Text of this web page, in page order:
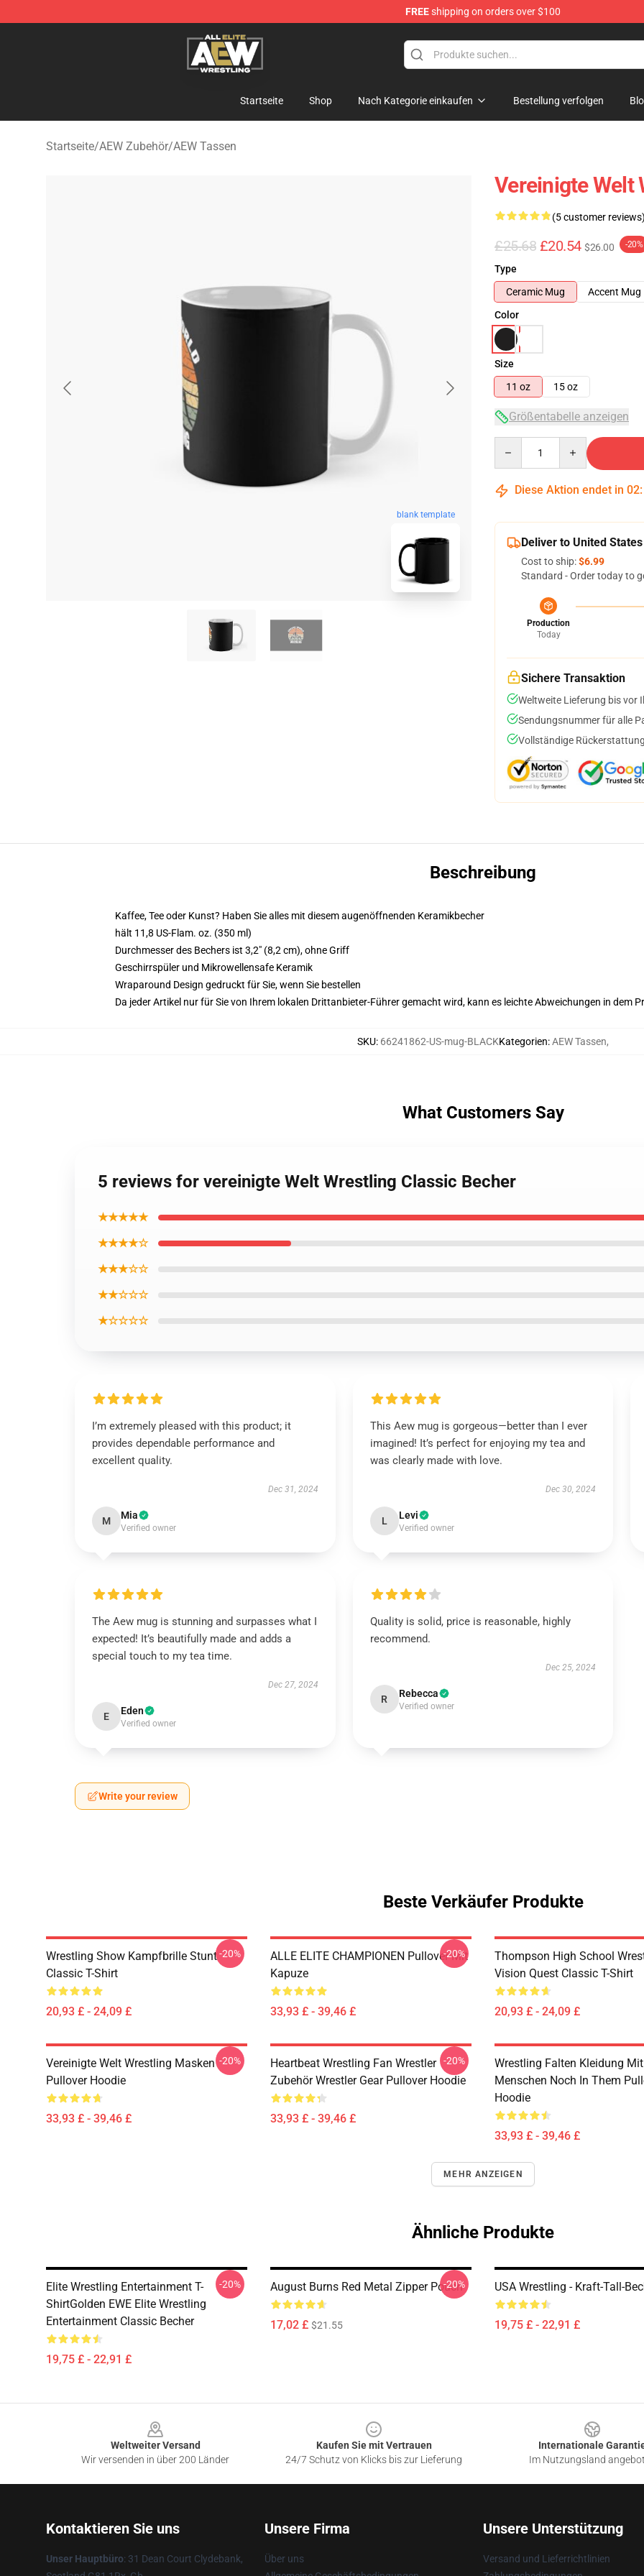
FREEshipping on orders over $100
Aew Shop ⚡️ Official Aew Merchandise Store
Startseite Shop Nach Kategorie einkaufen Bestellung verfolgen
Startseite/AEW Zubehör/AEW Tassen
blank template
Vereinigte Welt
(5 customer reviews)
£25.68 £20.54 $26.00 -20%
Type
Ceramic Mug
Accent Mug
Color
Size
11 oz
15 oz
Größentabelle anzeigen
Diese Aktion endet in 02:
Deliver to United States
Cost to ship:$6.99
Standard - Order today to
Production
Today
Sichere Transaktion
Weltweite Lieferung bis vor
Sendungsnummer für alle
Vollständige
Beschreibung
Kaffee, Tee oder Kunst? Haben Sie alles mit diesem augenöffnenden Keramikbecher
hält 11,8 US-Flam. oz. (350 ml)
Durchmesser des Bechers ist 3,2" (8,2 cm), ohne Griff
Geschirrspüler und Mikrowellensafe Keramik
Wraparound Design gedruckt für Sie, wenn Sie bestellen
Da jeder Artikel nur für Sie von Ihrem lokalen Drittanbieter-Führer gemacht wird, kann es leichte Abweichungen in dem
SKU: 66241862-US-mug-BLACKKategorien:AEW Tassen,
What Customers Say
5 reviews for vereinigte Welt Wrestling Classic Becher
★★★★★
★★★★☆
★★★☆☆
★★☆☆☆
★☆☆☆☆
I’m extremely pleased with this product; it
provides dependable performance and
excellent quality.
Dec 31, 2024
M Mia
Verified owner
This Aew mug is gorgeous—better than I ever
imagined! It’s perfect for enjoying my tea and
was clearly made with love.
Dec 30, 2024
L Levi
Verified owner
The Aew mug is stunning and surpasses what I
expected! It’s beautifully made and adds a
special touch to my tea time.
Dec 27, 2024
E Eden
Verified owner
Quality is solid, price is reasonable, highly
recommend.
Dec 25, 2024
R Rebecca
Verified owner
Write your review
Beste Verkäufer Produkte
Wrestling Show Kampfbrille Stunt
Classic T-Shirt
20,93 £ - 24,09 £
-20%
ALLE ELITE CHAMPIONEN Pullover Mit
Kapuze
33,93 £ - 39,46 £
-20%
Thompson High School
Vision Quest Classic T-Shirt
20,93 £ - 24,09 £
Vereinigte Welt Wrestling Masken
Pullover Hoodie
33,93 £ - 39,46 £
-20%
Heartbeat Wrestling Fan Wrestler
Zubehör Wrestler Gear Pullover Hoodie
33,93 £ - 39,46 £
-20%
Wrestling Falten Kleidung Mit
Menschen Noch In Them
Hoodie
33,93 £ - 39,46 £
MEHR ANZEIGEN
Ähnliche Produkte
Elite Wrestling Entertainment T-
ShirtGolden EWE Elite Wrestling
Entertainment Classic Becher
19,75 £ - 22,91 £
-20% August Burns Red Metal Zipper Pouch
17,02 £ $21.55
-20% USA Wrestling - Kraft-Tall-
19,75 £ - 22,91 £
Weltweiter Versand
Wir versenden in über 200 Länder
Kaufen Sie mit Vertrauen
24/7 Schutz von Klicks bis zur Lieferung
Internationale
Im Nutzungsland
Kontaktieren Sie uns
Unser Hauptbüro: 31 Dean Court Clydebank,
Unsere Firma
Über uns
Unsere Unterstützung
Versand und Lieferrichtlinien